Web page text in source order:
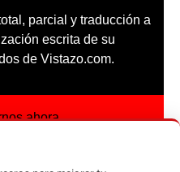
parcial y traducción a
escrita de su
de Vistazo.com.
ahora